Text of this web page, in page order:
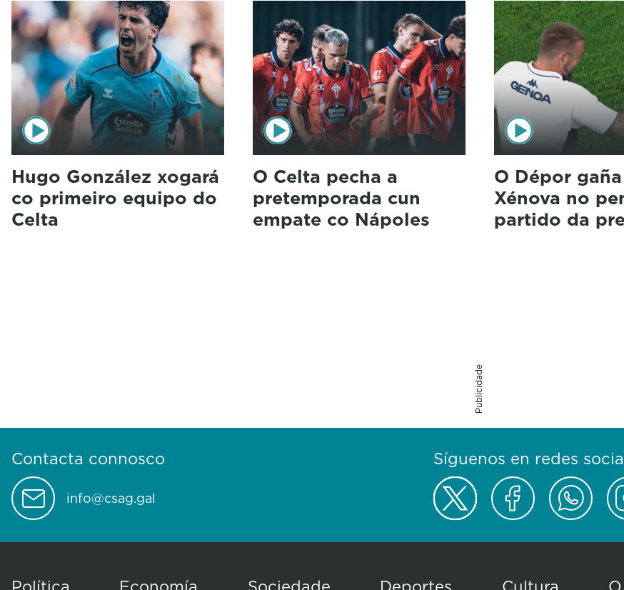
Hugo González xogará
co primeiro equipo do
Celta
O Celta pecha a
pretemporada cun
empate co Nápoles
O Dépor
Xénova no
partido da
Publicidade
Contacta connosco
info@csag.gal
Síguenos en redes